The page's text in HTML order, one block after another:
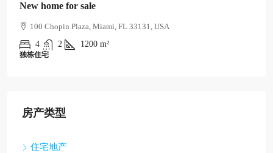
Guaranteed modern home
905 Brickell Bay Dr, Miami, FL 33131, USA
3
2 3410 m²
独栋住宅
房产类型
住宅地产